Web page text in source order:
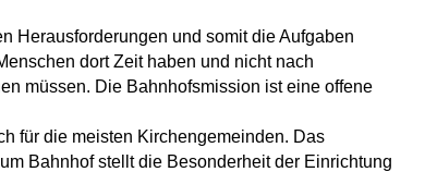
Herausforderungen und somit die Aufgaben
dort Zeit haben und nicht nach
müssen. Die Bahnhofsmission ist eine offene
für die meisten Kirchengemeinden. Das
Bahnhof stellt die Besonderheit der Einrichtung